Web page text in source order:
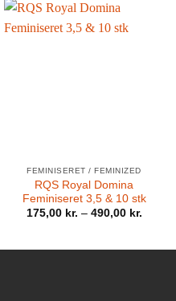
FEMINISERET / FEMINIZED
RQS Royal Domina
Feminiseret 3,5 & 10 stk
175,00 kr. – 490,00 kr.